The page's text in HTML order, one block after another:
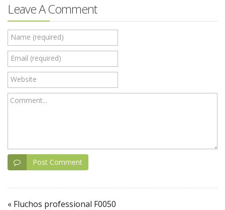
Leave A Comment
Name (required)
Email (required)
Website
Comment...
Post Comment
« Fluchos professional F0050